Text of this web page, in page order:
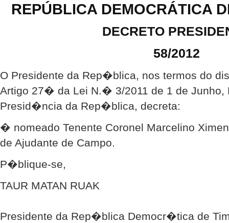
REPÚBLICA DEMOCRÁTICA
DECRETO
58/2012
O Presidente da Rep�blica, nos termos do
Artigo 27� da Lei N.� 3/2011 de 1 de
Presid�ncia da Rep�blica, decreta:
� nomeado Tenente Coronel Marcelino
de Ajudante de Campo.
P�blique-se,
TAUR MATAN RUAK
Presidente da Rep�blica Democr�tica de